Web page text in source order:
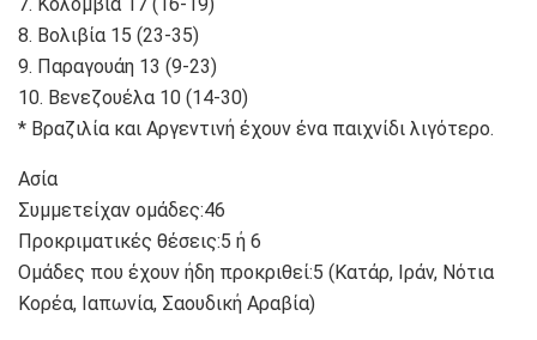
8. Βολιβία 15 (23-35)
9. Παραγουάη 13 (9-23)
10. Βενεζουέλα 10 (14-30)
* Βραζιλία και Αργεντινή έχουν ένα παιχνίδι λιγότερο.
Ασία
Συμμετείχαν ομάδες:46
Προκριματικές θέσεις:5 ή 6
Ομάδες που έχουν ήδη προκριθεί:5 (Κατάρ, Ιράν, Νότια
Κορέα, Ιαπωνία, Σαουδική Αραβία)